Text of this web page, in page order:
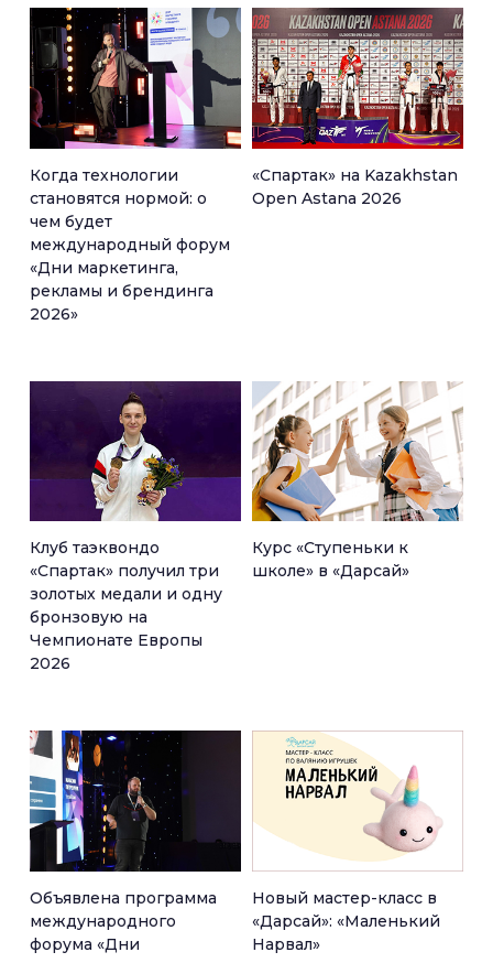
Когда технологии
становятся нормой: о
чем будет
международный форум
«Дни маркетинга,
рекламы и брендинга
2026»
«Спартак» на Kazakhstan
Open Astana 2026
Клуб таэквондо
«Спартак» получил три
золотых медали и одну
бронзовую на
Чемпионате Европы
2026
Курс «Ступеньки к
школе» в «Дарсай»
Объявлена программа
международного
форума «Дни
Новый мастер-класс в
«Дарсай»: «Маленький
Нарвал»